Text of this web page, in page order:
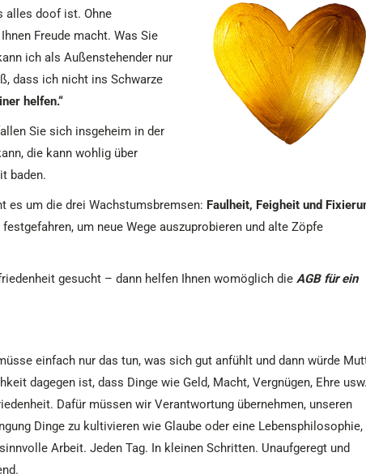
alles doof ist. Ohne
Freude macht. Was Sie
ich als Außenstehender nur
dass ich nicht ins Schwarze
helfen.“
Sie sich insgeheim in der
die kann wohlig über
baden.
es um die drei Wachstumsbremsen: Faulheit, Feigheit und
um neue Wege auszuprobieren und alte Zöpfe
gesucht – dann helfen Ihnen womöglich die AGB für ein
einfach nur das tun, was sich gut anfühlt und dann würde
dagegen ist, dass Dinge wie Geld, Macht, Vergnügen, Ehre usw.
Dafür müssen wir Verantwortung übernehmen, unseren
Dinge zu kultivieren wie Glaube oder eine Lebensphilosophie,
Arbeit. Jeden Tag. In kleinen Schritten. Unaufgeregt und